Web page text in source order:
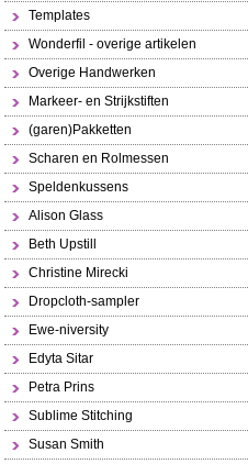
Templates
Wonderfil - overige artikelen
Overige Handwerken
Markeer- en Strijkstiften
(garen)Pakketten
Scharen en Rolmessen
Speldenkussens
Alison Glass
Beth Upstill
Christine Mirecki
Dropcloth-sampler
Ewe-niversity
Edyta Sitar
Petra Prins
Sublime Stitching
Susan Smith